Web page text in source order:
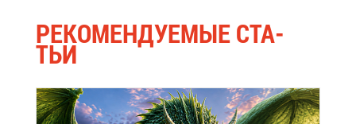
РЕ­КО­МЕН­ДУ­Е­МЫЕ СТА­
ТЬИ